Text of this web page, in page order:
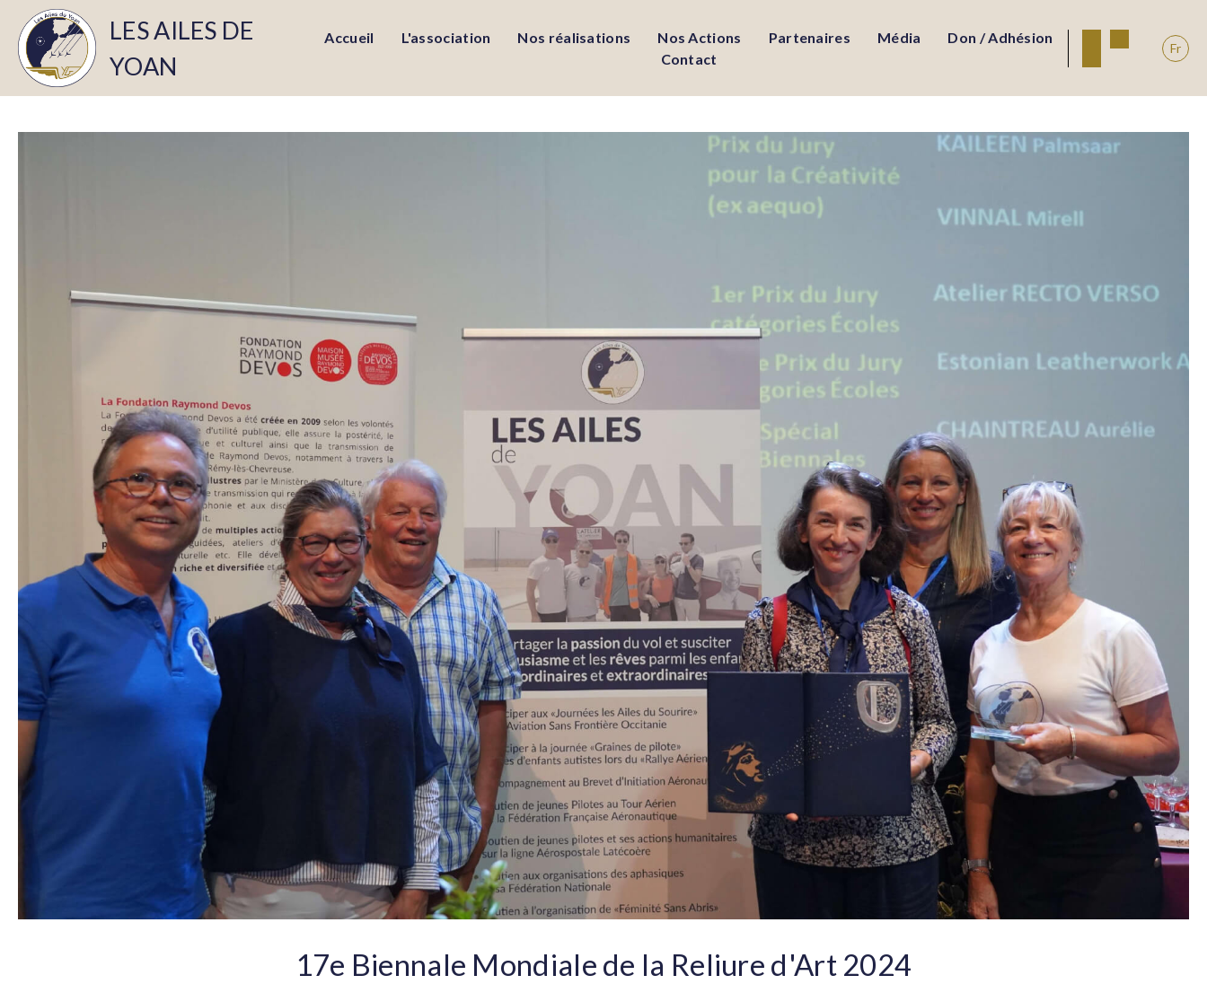
LES AILES DE
YOAN
Accueil L'association Nos réalisations Nos Actions Partenaires Média
Don / Adhésion
Contact
Fr
17e Biennale Mondiale de la Reliure d'Art 2024